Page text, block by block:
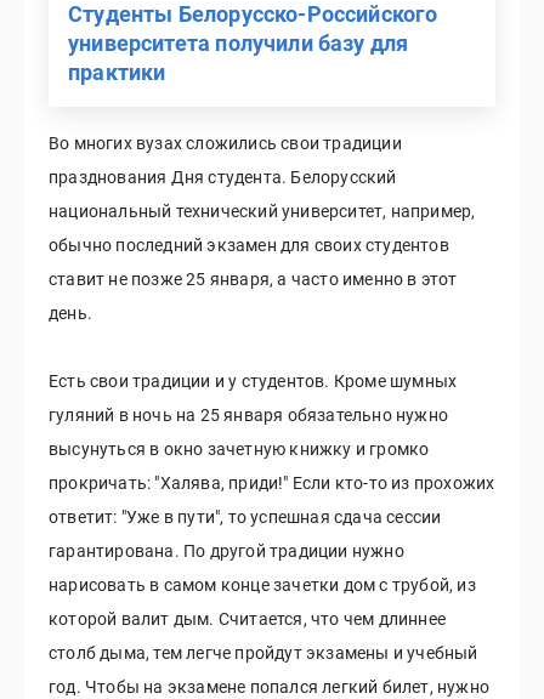
Студенты Белорусско-Российского
университета получили базу для
практики
Во многих вузах сложились свои традиции
празднования Дня студента. Белорусский
национальный технический университет, например,
обычно последний экзамен для своих студентов
ставит не позже 25 января, а часто именно в этот
день.
Есть свои традиции и у студентов. Кроме шумных
гуляний в ночь на 25 января обязательно нужно
высунуться в окно зачетную книжку и громко
прокричать: "Халява, приди!" Если кто-то из прохожих
ответит: "Уже в пути", то успешная сдача сессии
гарантирована. По другой традиции нужно
нарисовать в самом конце зачетки дом с трубой, из
которой валит дым. Считается, что чем длиннее
столб дыма, тем легче пройдут экзамены и учебный
год. Чтобы на экзамене попался легкий билет, нужно